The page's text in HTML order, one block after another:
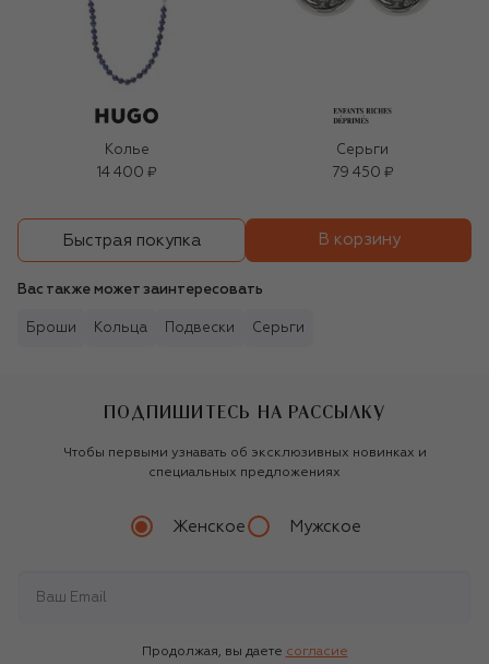
Колье
14 400 ₽
Серьги
79 450 ₽
Быстрая покупка В корзину
Вас также может заинтересовать
Броши Кольца Подвески Серьги
ПОДПИШИТЕСЬ НА РАССЫЛКУ
Чтобы первыми узнавать об эксклюзивных новинках и
специальных предложениях
Женское Мужское
Продолжая, вы даете согласие